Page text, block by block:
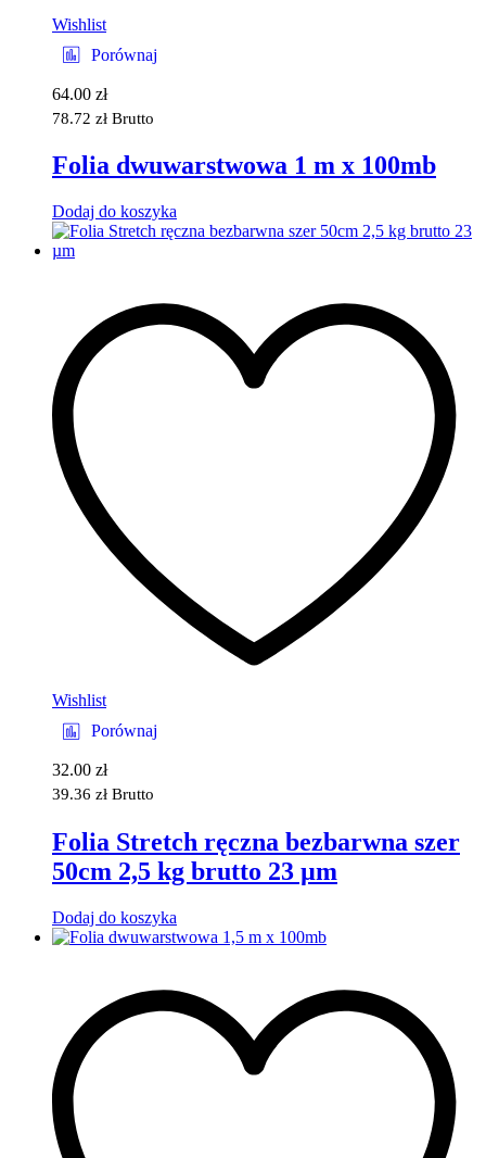
Wishlist
Porównaj
64.00 zł
78.72 zł Brutto
Folia dwuwarstwowa 1 m x 100mb
Dodaj do koszyka
Wishlist
Porównaj
32.00 zł
39.36 zł Brutto
Folia Stretch ręczna bezbarwna szer
50cm 2,5 kg brutto 23 µm
Dodaj do koszyka